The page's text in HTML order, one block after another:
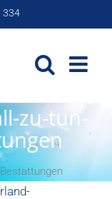
334
zu-tun-